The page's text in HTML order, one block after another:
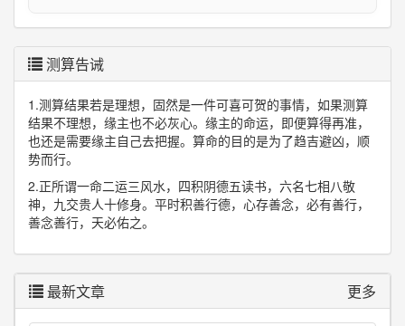
测算告诫
1.测算结果若是理想，固然是一件可喜可贺的事情，如果测算
结果不理想，缘主也不必灰心。缘主的命运，即便算得再准，
也还是需要缘主自己去把握。算命的目的是为了趋吉避凶，顺
势而行。
2.正所谓一命二运三风水，四积阴德五读书，六名七相八敬
神，九交贵人十修身。平时积善行德，心存善念，必有善行，
善念善行，天必佑之。
最新文章 更多